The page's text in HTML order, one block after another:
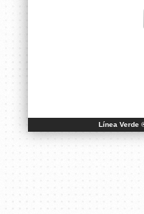
Línea Verde